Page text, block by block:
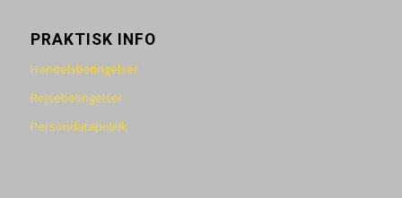
PRAKTISK INFO
Handelsbetingelser
Rejsebetingelser
Persondatapolitik